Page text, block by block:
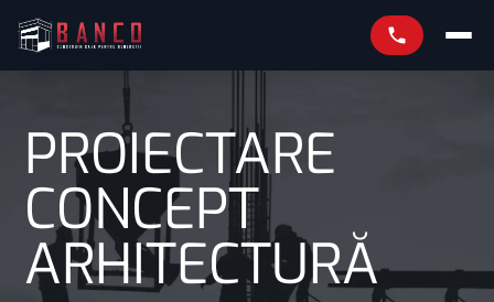
PROIECTARE
CONCEPT
ARHITECTURĂ